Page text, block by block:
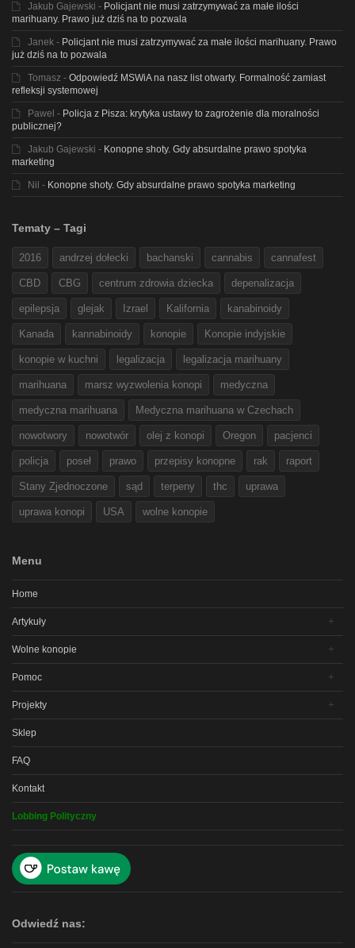
Jakub Gajewski - Policjant nie musi zatrzymywać za małe ilości
marihuany. Prawo już dziś na to pozwala
Janek - Policjant nie musi zatrzymywać za małe ilości marihuany. Prawo
już dziś na to pozwala
Tomasz - Odpowiedź MSWiA na nasz list otwarty. Formalność zamiast
refleksji systemowej
Pawel - Policja z Pisza: krytyka ustawy to zagrożenie dla moralności
publicznej?
Jakub Gajewski - Konopne shoty. Gdy absurdalne prawo spotyka
marketing
Nil - Konopne shoty. Gdy absurdalne prawo spotyka marketing
Tematy – Tagi
2016 andrzej dołecki bachanski cannabis cannafest
CBD CBG centrum zdrowia dziecka depenalizacja
epilepsja glejak Izrael Kalifornia kanabinoidy
Kanada kannabinoidy konopie Konopie indyjskie
konopie w kuchni legalizacja legalizacja marihuany
marihuana marsz wyzwolenia konopi medyczna
medyczna marihuana Medyczna marihuana w Czechach
nowotwory nowotwór olej z konopi Oregon pacjenci
policja poseł prawo przepisy konopne rak raport
Stany Zjednoczone sąd terpeny thc uprawa
uprawa konopi USA wolne konopie
Menu
Home
Artykuły
Wolne konopie
Pomoc
Projekty
Sklep
FAQ
Kontakt
Lobbing Polityczny
Odwiedź nas: